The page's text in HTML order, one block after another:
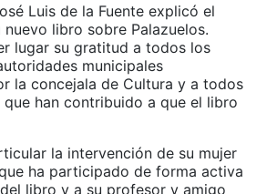
Luis de la Fuente explicó el
libro sobre Palazuelos.
lugar su gratitud a todos los
municipales
la concejala de Cultura y a todos
han contribuido a que el libro
la intervención de su mujer
ha participado de forma activa
libro y a su profesor y amigo